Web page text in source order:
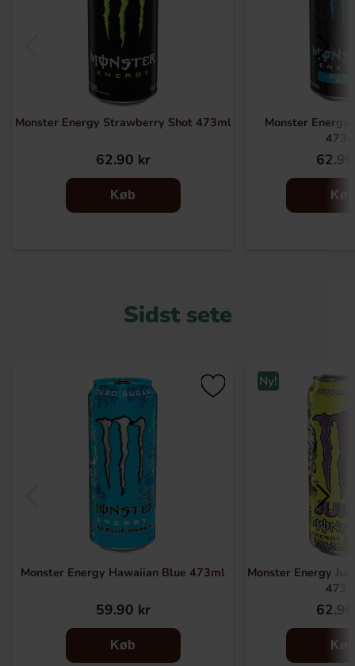
Monster Energy Strawberry Shot 473ml
62.90 kr
Køb
Monster
Køb
Sidst sete
Monster Energy Hawaiian Blue 473ml
59.90 kr
Køb
Ny!
Monster Energy
Køb